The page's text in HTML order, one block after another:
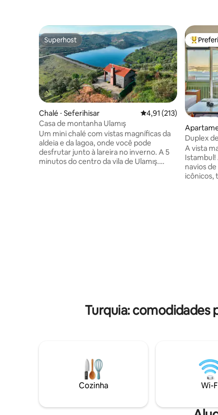
Superhost
Superhost
Chalé ⋅ Seferihisar 4,91 de uma avaliação
4,91 (213)
Casa de montanha Ulamış
Um mini chalé com vistas magníficas da
aldeia e da lagoa, onde você pode
desfrutar junto à lareira no inverno. A 5
minutos do centro da vila de Ulamış.
Entre
Duplex
Bósforo
A vista
navios
icônicos,
Turquia: comodidades
Cozinha Wi-